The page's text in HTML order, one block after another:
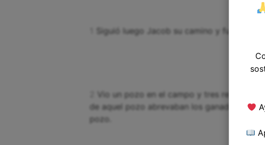
Siguió luego Jacob su camino y fue a la
Vio un pozo en el campo y tres rebaños
de aquel pozo abrevaban los ganados; y
pozo.